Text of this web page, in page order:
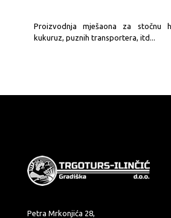
Proizvodnja mješaona za stočnu
kukuruz, puznih transportera, itd...
Petra Mrkonjića 28,